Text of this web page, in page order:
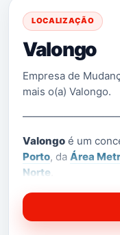
LOCALIZAÇÃO
Valongo
Empresa de
mais o(a) Valongo.
Valongo é um
Porto, da Área
Norte
É ummunicípio
habitantes (2011